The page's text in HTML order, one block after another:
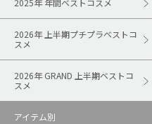
2025年 年間ベストコスメ
2026年 上半期プチプラベストコ
スメ
2026年 GRAND 上半期ベストコ
スメ
アイテム別